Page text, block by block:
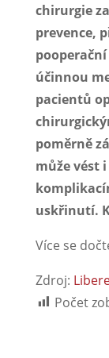
chirurgie
prevence,
účinnou
pacientů
poměrně
může vést
uskřinutí.
Více se
Zdroj:
Počet